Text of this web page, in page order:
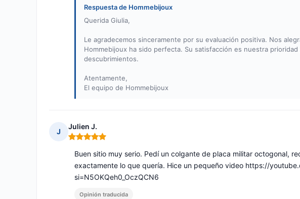
Respuesta de Hommebijoux
Querida Giulia,
Le agradecemos sinceramente por su evaluación positiva. Nos
Hommebijoux ha sido perfecta. Su satisfacción es nuestra
descubrimientos.
Atentamente,
El equipo de Hommebijoux
J
Julien J.
Nota: 5 de 5
Buen sitio muy serio. Pedí un colgante de placa militar octogonal,
exactamente lo que quería. Hice un pequeño video https://
si=N5OKQeh0_OczQCN6
Opinión traducida